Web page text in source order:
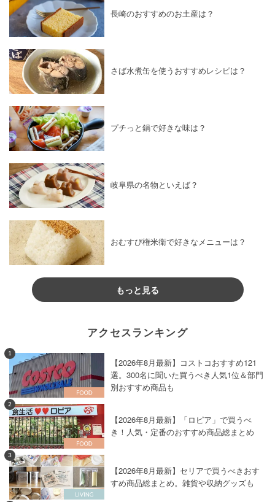
長崎のおすすめのお土産は？
さば水煮缶を使うおすすめレシピは？
プチっと鍋で好きな味は？
岐阜県の名物といえば？
おむすび権米衛で好きなメニューは？
もっと見る
アクセスランキング
1
【2026年8月最新】コストコおすすめ121
選。300名に聞いた買うべき人気1位＆部門
別おすすめ商品も
2
【2026年8月最新】「ロピア」で買うべ
き！人気・定番のおすすめ商品総まとめ
3
【2026年8月最新】セリアで買うべきおす
すめ商品総まとめ。雑貨や収納グッズも